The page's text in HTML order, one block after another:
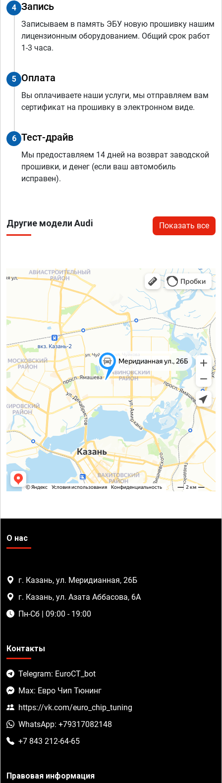
4 Запись
Записываем в память ЭБУ новую прошивку нашим
лицензионным оборудованием. Общий срок работ
1-3 часа.
5 Оплата
Вы оплачиваете наши услуги, мы отправляем вам
сертификат на прошивку в электронном виде.
6 Тест-драйв
Мы предоставляем 14 дней на возврат заводской
прошивки, и денег (если ваш автомобиль
исправен).
Другие модели Audi Показать все
О нас
г. Казань, ул. Меридианная, 26Б
г. Казань, ул. Азата Аббасова, 6А
Пн-Сб | 09:00 - 19:00
Контакты
Telegram: EuroCT_bot
Max: Евро Чип Тюнинг
https://vk.com/euro_chip_tuning
WhatsApp: +79317082148
+7 843 212-64-65
Правовая информация